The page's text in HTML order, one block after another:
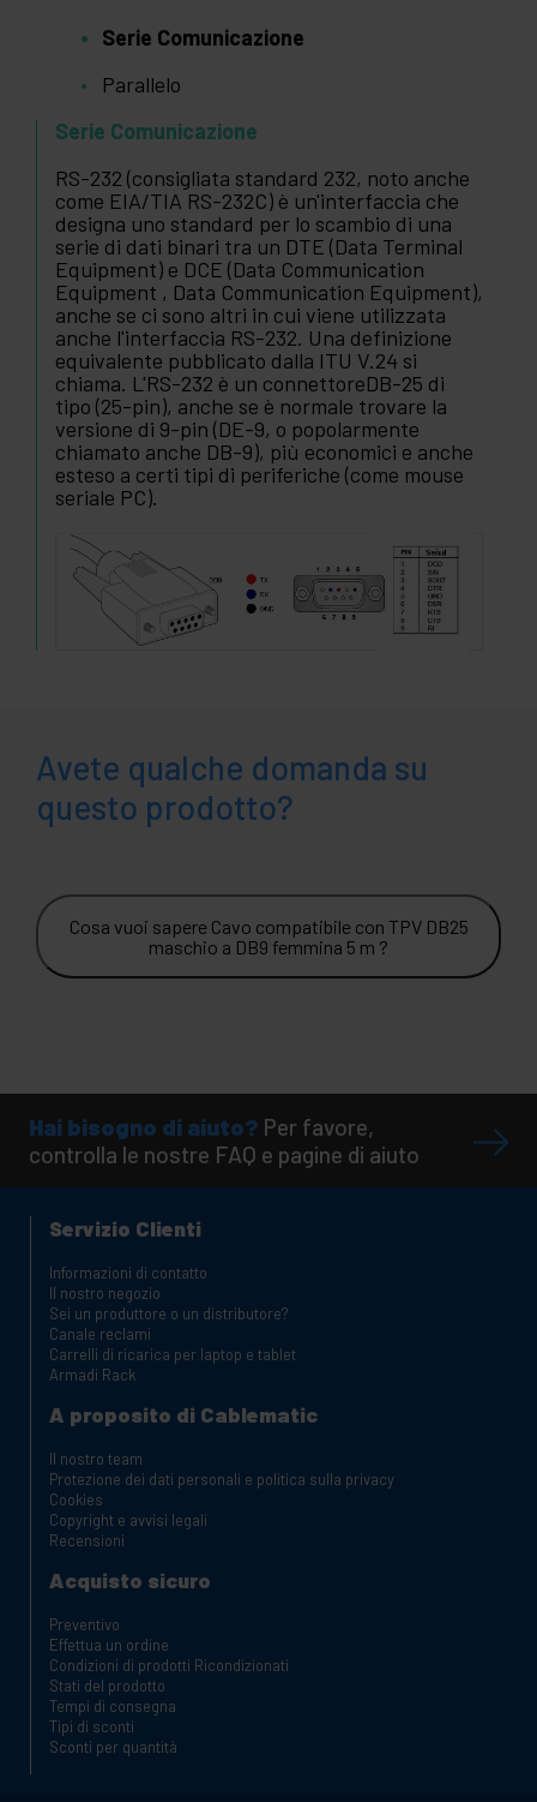
Serie Comunicazione
Parallelo
Serie Comunicazione
RS-232 (consigliata standard 232, noto anche
come EIA/TIA RS-232C) è un'interfaccia che
designa uno standard per lo scambio di una
serie di dati binari tra un DTE (Data Terminal
Equipment) e DCE (Data Communication
Equipment , Data Communication Equipment),
anche se ci sono altri in cui viene utilizzata
anche l'interfaccia RS-232. Una definizione
equivalente pubblicato dalla ITU V.24 si
chiama. L'RS-232 è un connettoreDB-25 di
tipo (25-pin), anche se è normale trovare la
versione di 9-pin (DE-9, o popolarmente
chiamato anche DB-9), più economici e anche
esteso a certi tipi di periferiche (come mouse
seriale PC).
Avete qualche domanda su
questo prodotto?
Cosa vuoi sapere Cavo compatibile con TPV DB25
maschio a DB9 femmina 5 m ?
Hai bisogno di aiuto? Per favore,
controlla le nostre FAQ e pagine di aiuto
Servizio Clienti
Informazioni di contatto
Il nostro negozio
Sei un produttore o un distributore?
Canale reclami
Carrelli di ricarica per laptop e tablet
Armadi Rack
A proposito di Cablematic
Il nostro team
Protezione dei dati personali e politica sulla privacy
Cookies
Copyright e avvisi legali
Recensioni
Acquisto sicuro
Preventivo
Effettua un ordine
Condizioni di prodotti Ricondizionati
Stati del prodotto
Tempi di consegna
Tipi di sconti
Sconti per quantità